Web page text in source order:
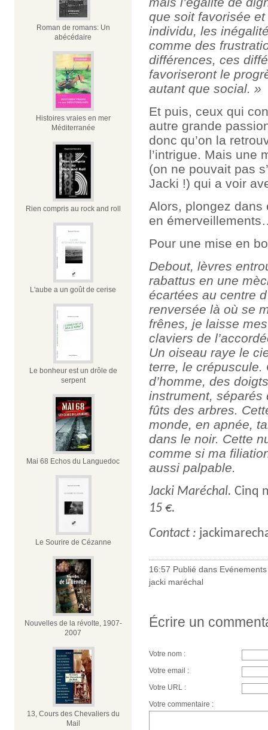
Roman de romans: Un
abécédaire
Histoires vraies en mer
Méditerranée
Rien compris au rock and roll
L'aube a un goût de cerise
Le bonheur est un drôle de
serpent
Mai 68 Echos du Languedoc
Le Sourire de Cézanne
Nouvelles de la révolte, 1907-
2007
13, Cours des Chevaliers du
Mail
que soit favorisée
individu, les
comme des
différences, ces
favoriseront le
autant que social. »
Et puis, ceux qui
autre grande
donc qu’on la
l’intrigue. Mais une
(on ne pouvait pas
Jacki !) qui a voir
Alors, plongez dans
en
Pour une mise en
Debout, lèvres
rabattus en une
écartées au centre
renversée là où se
frênes, je laisse
claviers de
Un oiseau raye le
terre, le crépuscule.
d’homme, des
instrument, séparés
fûts des arbres.
monde, en apnée,
dans le noir. Cette
comme si ma
aussi palpable.
Jacki Maréchal. Cinq
15 €.
Contact :
16:57 Publié dans Evénements
jacki maréchal
Écrire un
Votre nom :
Votre email :
Votre URL :
Votre commentaire :